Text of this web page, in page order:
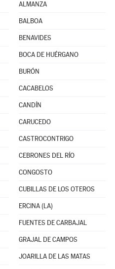
ALMANZA
BALBOA
BENAVIDES
BOCA DE HUÉRGANO
BURÓN
CACABELOS
CANDÍN
CARUCEDO
CASTROCONTRIGO
CEBRONES DEL RÍO
CONGOSTO
CUBILLAS DE LOS OTEROS
ERCINA (LA)
FUENTES DE CARBAJAL
GRAJAL DE CAMPOS
JOARILLA DE LAS MATAS